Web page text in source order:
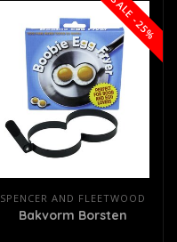
SALE -25%
SPENCER AND FLEETWOOD
Bakvorm Borsten